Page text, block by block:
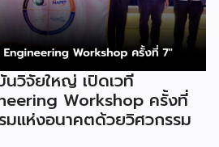
วิจัยใหญ่ เปิดเวที
Workshop ครั้งที่
มแห่งอนาคตด้วยวิศวกรรม